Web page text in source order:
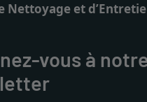
Nettoyage et
vous à